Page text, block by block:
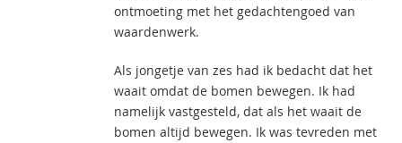
ontmoeting met het gedachtengoed van
waardenwerk.
Als jongetje van zes had ik bedacht dat het
waait omdat de bomen bewegen. Ik had
namelijk vastgesteld, dat als het waait de
bomen altijd bewegen. Ik was tevreden met